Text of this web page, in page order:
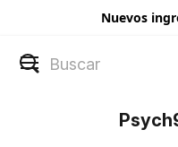
Nuevos